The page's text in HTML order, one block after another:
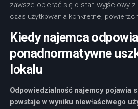
zawsze opierać się o stan wyjściowy
czas użytkowania konkretnej
Kiedy najemca
ponadnormatywne
lokalu
Odpowiedzialność najemcy pojawia
powstaje w wyniku niewłaściwego